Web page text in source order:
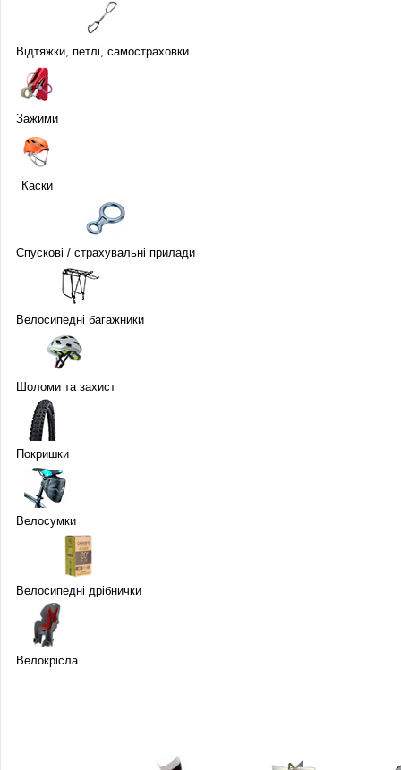
Відтяжки, петлі, самостраховки
Зажими
Каски
Спускові / страхувальні прилади
Велосипедні багажники
Шоломи та захист
Покришки
Велосумки
Велосипедні дрібнички
Велокрісла